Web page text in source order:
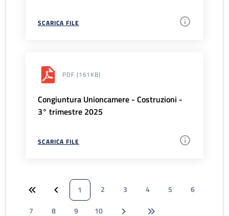
SCARICA FILE
PDF (161KB)
Congiuntura Unioncamere - Costruzioni -
3° trimestre 2025
SCARICA FILE
1 2 3 4 5
6
7
8 9 10